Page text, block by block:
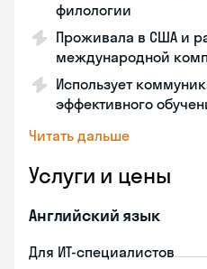
филологии
Проживала в США и
международной
Использует
эффективного
Читать дальше
Услуги и цены
Английский язык
Для ИТ-специалистов